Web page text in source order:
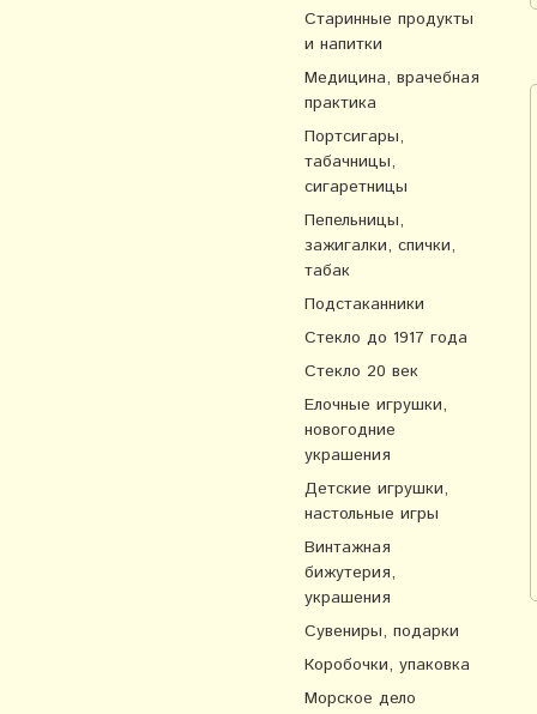
Старинные продукты
и напитки
Медицина, врачебная
практика
Портсигары,
табачницы,
сигаретницы
Пепельницы,
зажигалки, спички,
табак
Подстаканники
Стекло до 1917 года
Стекло 20 век
Елочные игрушки,
новогодние
украшения
Детские игрушки,
настольные игры
Винтажная
бижутерия,
украшения
Сувениры, подарки
Коробочки, упаковка
Морское дело